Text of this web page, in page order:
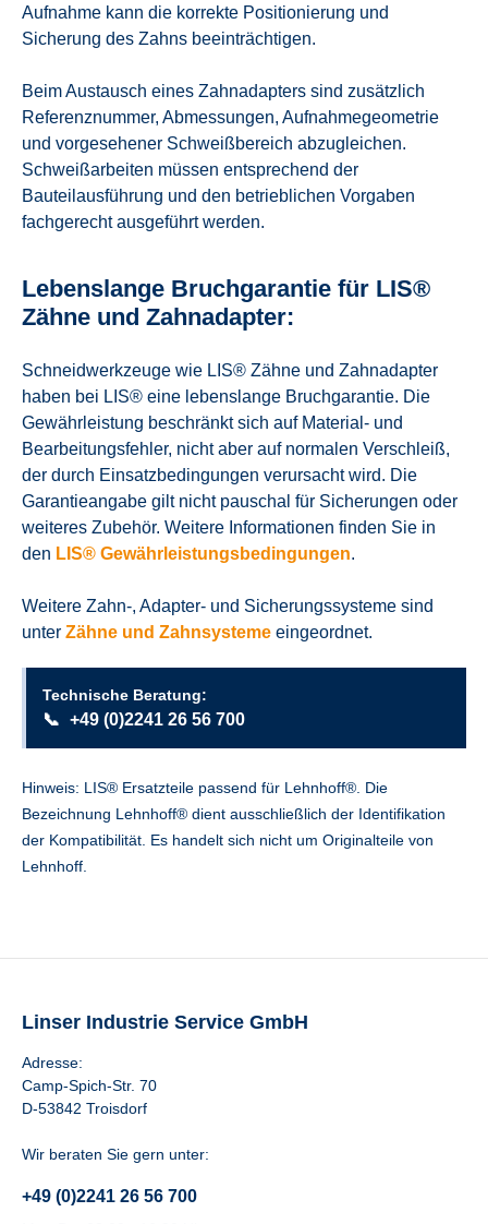
Aufnahme kann die korrekte Positionierung und
Sicherung des Zahns beeinträchtigen.
Beim Austausch eines Zahnadapters sind zusätzlich
Referenznummer, Abmessungen, Aufnahmegeometrie
und vorgesehener Schweißbereich abzugleichen.
Schweißarbeiten müssen entsprechend der
Bauteilausführung und den betrieblichen Vorgaben
fachgerecht ausgeführt werden.
Lebenslange Bruchgarantie für LIS®
Zähne und Zahnadapter:
Schneidwerkzeuge wie LIS® Zähne und Zahnadapter
haben bei LIS® eine lebenslange Bruchgarantie. Die
Gewährleistung beschränkt sich auf Material- und
Bearbeitungsfehler, nicht aber auf normalen Verschleiß,
der durch Einsatzbedingungen verursacht wird. Die
Garantieangabe gilt nicht pauschal für Sicherungen oder
weiteres Zubehör. Weitere Informationen finden Sie in
den LIS® Gewährleistungsbedingungen.
Weitere Zahn-, Adapter- und Sicherungssysteme sind
unter Zähne und Zahnsysteme eingeordnet.
Technische Beratung:
📞 +49 (0)2241 26 56 700
Hinweis: LIS® Ersatzteile passend für Lehnhoff®. Die
Bezeichnung Lehnhoff® dient ausschließlich der Identifikation
der Kompatibilität. Es handelt sich nicht um Originalteile von
Lehnhoff.
Linser Industrie Service GmbH
Adresse:
Camp-Spich-Str. 70
D-53842 Troisdorf
Wir beraten Sie gern unter:
+49 (0)2241 26 56 700